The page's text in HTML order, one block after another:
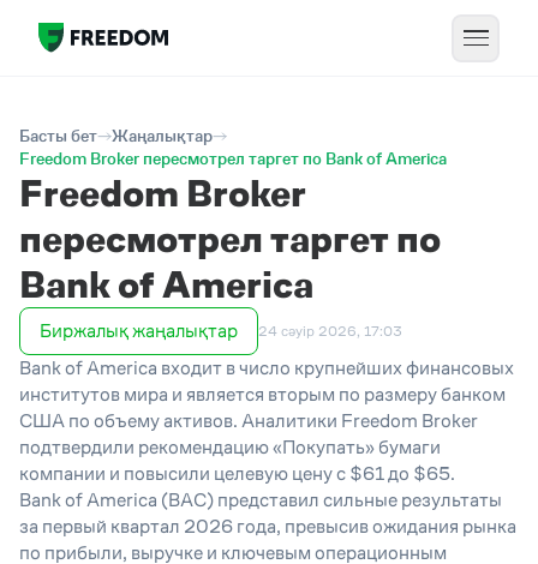
Басты бет
Жаңалықтар
Freedom Broker пересмотрел таргет по Bank of America
Freedom Broker
пересмотрел таргет по
Bank of America
Биржалық жаңалықтар 24 сәуір 2026, 17:03
Bank of America входит в число крупнейших финансовых
институтов мира и является вторым по размеру банком
США по объему активов. Аналитики Freedom Broker
подтвердили рекомендацию «Покупать» бумаги
компании и повысили целевую цену с $61 до $65.
Bank of America (BAC) представил сильные результаты
за первый квартал 2026 года, превысив ожидания рынка
по прибыли, выручке и ключевым операционным